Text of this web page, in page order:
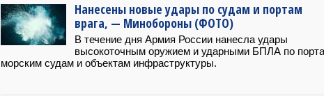
Нанесены новые удары по судам и портам
врага, — Минобороны (ФОТО)
В течение дня Армия России нанесла удары
высокоточным оружием и ударными БПЛА по
морским судам и объектам инфраструктуры.